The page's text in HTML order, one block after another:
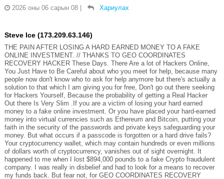
2026 оны 06 сарын 08
Хариулах
Steve Ice (173.209.63.146)
THE PAIN AFTER LOSING A HARD EARNED MONEY TO A FAKE
ONLINE INVESTMENT. // THANKS TO GEO COORDINATES
RECOVERY HACKER These Days. There Are a lot of Hackers Online,
You Just Have to Be Careful about who you meet for help, because many
people now don't know who to ask for help anymore but there's actually a
solution to that which I am giving you for free, Don't go out there seeking
for Hackers Yourself, Because the probability of getting a Real Hacker
Out there Is Very Slim .If you are a victim of losing your hard earned
money to a fake online investment. Or you have placed your hard-earned
money into virtual currencies such as Ethereum and Bitcoin, putting your
faith in the security of the passwords and private keys safeguarding your
money. But what occurs if a passcode is forgotten or a hard drive fails?
Your cryptocurrency wallet, which may contain hundreds or even millions
of dollars worth of cryptocurrency, vanishes out of sight overnight. It
happened to me when I lost $894,000 pounds to a fake Crypto fraudulent
company. I was really in disbelief and had to look for a means to recover
my funds back. But fear not, for GEO COORDINATES RECOVERY